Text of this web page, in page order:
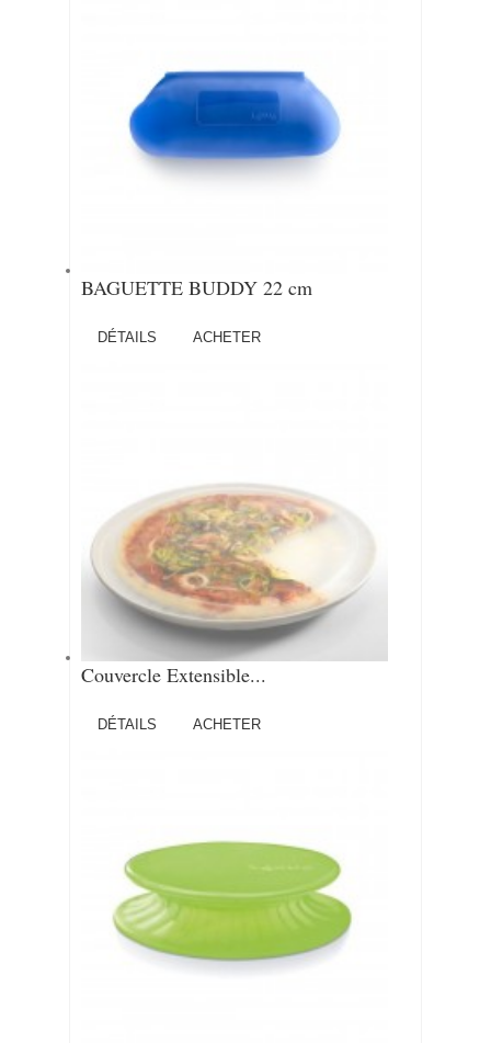
BAGUETTE BUDDY 22 cm
DÉTAILS ACHETER
Couvercle Extensible...
DÉTAILS ACHETER